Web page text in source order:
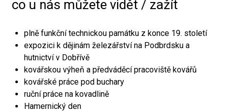
co u nás můžete vidět / zažít
plně funkční technickou památku z konce 19. století
expozici k dějinám železářství na Podbrdsku a
hutnictví v Dobřívě
kovářskou výheň a předváděcí pracoviště kovářů
kovářské práce pod buchary
ruční práce na kovadlině
Hamernický den